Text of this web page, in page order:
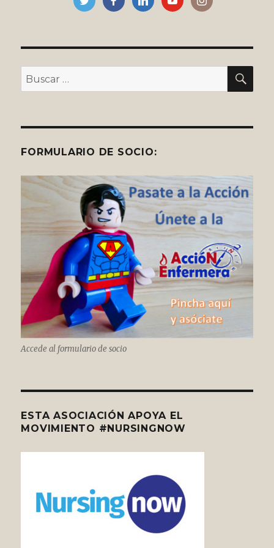
COLEGIO
Buscar
por:
FORMULARIO DE SOCIO:
Accede al formulario de socio
ESTA ASOCIACIÓN APOYA EL
MOVIMIENTO #NURSINGNOW